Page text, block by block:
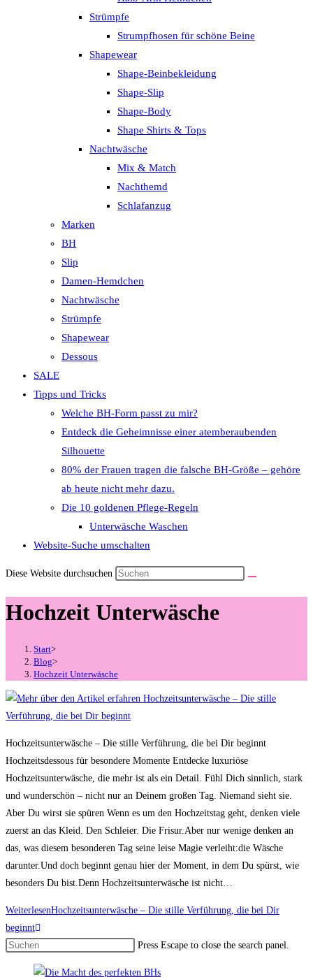
Strümpfe
Strumpfhosen für schöne Beine
Shapewear
Shape-Beinbekleidung
Shape-Slip
Shape-Body
Shape Shirts & Tops
Nachtwäsche
Mix & Match
Nachthemd
Schlafanzug
Marken
BH
Slip
Damen-Hemdchen
Nachtwäsche
Strümpfe
Shapewear
Dessous
SALE
Tipps und Tricks
Welche BH-Form passt zu mir?
Entdeck die Geheimnisse einer atemberaubenden
Silhouette
80% der Frauen tragen die falsche BH-Größe – gehöre
ab heute nicht mehr dazu.
Die 10 goldenen Pflege-Regeln
Unterwäsche Waschen
Website-Suche umschalten
Diese Website durchsuchen
Hochzeit Unterwäsche
Start>
Blog>
Hochzeit Unterwäsche
Hochzeitsunterwäsche – Die stille Verführung, die bei Dir beginnt
Hochzeitsdessous für besondere Momente Entdecke luxuriöse
Hochzeitsunterwäsche, die mehr ist als ein Detail. Fühl Dich sinnlich, stark
und wunderschön – nicht nur an Deinem großen Tag. Niemand sieht sie.
Aber Du wirst sie spüren Wenn es um den Hochzeitstag geht, denken viele
zuerst an das Kleid. Den Schleier. Die Frisur.Aber nur wenige denken an
das, was diesem besonderen Tag seine leise Magie verleiht:die Wäsche
darunter.Und doch beginnt genau hier der Moment, in dem Du spürst, wie
besonders Du bist.Denn Hochzeitsunterwäsche ist nicht…
WeiterlesenHochzeitsunterwäsche – Die stille Verführung, die bei Dir
beginnt
Press Escape to close the search panel.